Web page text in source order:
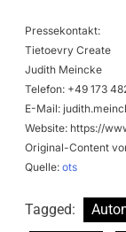
Pressekontakt:
Tietoevry Create
Judith Meincke
Telefon: +49 173
E-Mail:
Website: https://
Original-Content
Quelle: ots
Tagged: